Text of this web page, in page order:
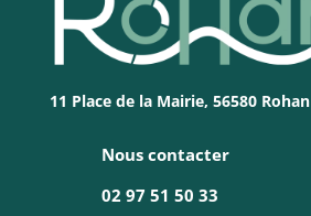
11 Place de la Mairie, 56580 Rohan
Nous contacter
02 97 51 50 33